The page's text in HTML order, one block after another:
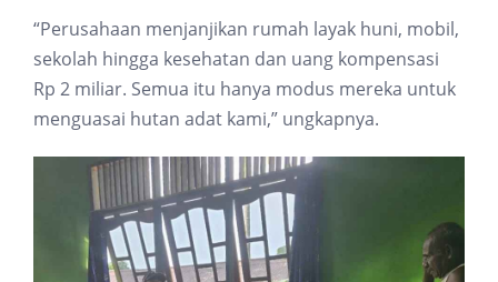
“Perusahaan menjanjikan rumah layak huni, mobil,
sekolah hingga kesehatan dan uang kompensasi
Rp 2 miliar. Semua itu hanya modus mereka untuk
menguasai hutan adat kami,” ungkapnya.